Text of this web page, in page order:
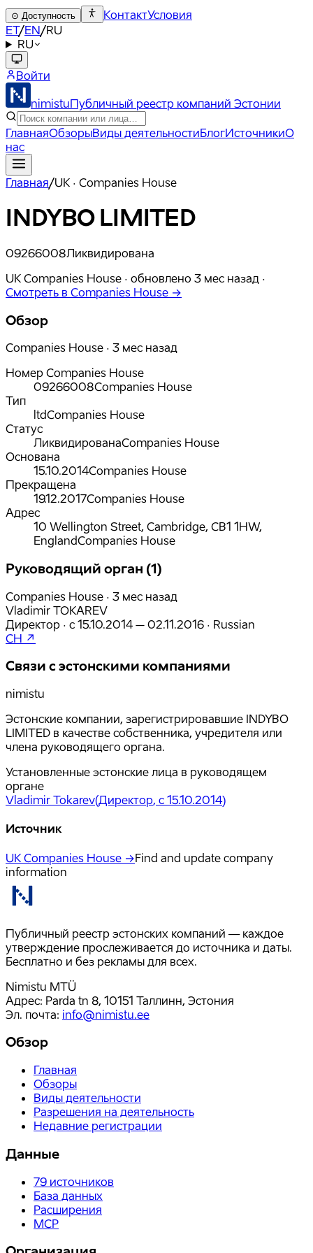
⊙ Доступность КонтактУсловия
ET/EN/RU
RU
Войти
nimistuПубличный реестр компаний Эстонии
ГлавнаяОбзорыВиды деятельностиБлогИсточникиО
нас
Главная/UK · Companies House
INDYBO LIMITED
09266008Ликвидирована
UK Companies House · обновлено 3 мес назад ·
Смотреть в Companies House →
Обзор
Companies House · 3 мес назад
Номер Companies House
09266008Companies House
Тип
ltdCompanies House
Статус
ЛиквидированаCompanies House
Основана
15.10.2014Companies House
Прекращена
19.12.2017Companies House
Адрес
10 Wellington Street, Cambridge, CB1 1HW,
EnglandCompanies House
Руководящий орган (1)
Companies House · 3 мес назад
Vladimir TOKAREV
Директор · с 15.10.2014– 02.11.2016 · Russian
CH ↗
Связи с эстонскими компаниями
nimistu
Эстонские компании, зарегистрировавшие INDYBO
LIMITED в качестве собственника, учредителя или
члена руководящего органа.
Установленные эстонские лица в руководящем
органе
Vladimir Tokarev(Директор, с 15.10.2014)
Источник
UK Companies House →Find and update company
information
Публичный реестр эстонских компаний — каждое
утверждение прослеживается до источника и даты.
Бесплатно и без рекламы для всех.
Nimistu MTÜ
Адрес: Parda tn 8, 10151 Таллинн, Эстония
Эл. почта: info@nimistu.ee
Обзор
Главная
Обзоры
Виды деятельности
Разрешения на деятельность
Недавние регистрации
Данные
79 источников
База данных
Расширения
MCP